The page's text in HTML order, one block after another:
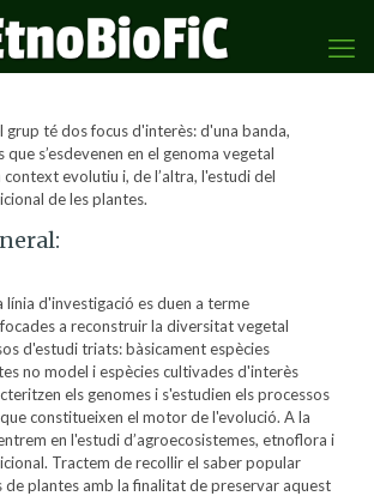
grup té dos focus d'interès: d'una banda,
que s’esdevenen en el genoma vegetal
evolutiu i, de l’altra, l'estudi del
de les plantes.
línia d'investigació es duen a terme
a reconstruir la diversitat vegetal
d'estudi triats: bàsicament espècies
no model i espècies cultivades d'interès
els genomes i s'estudien els processos
constitueixen el motor de l'evolució. A la
en l'estudi d’agroecosistemes, etnoflora i
Tractem de recollir el saber popular
de plantes amb la finalitat de preservar aquest